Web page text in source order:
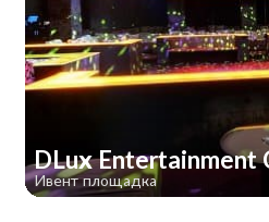
DLux Entertainment
Ивент площадка